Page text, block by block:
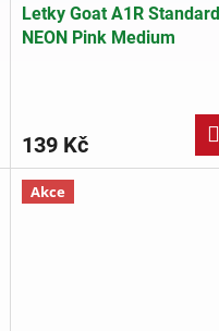
Letky Goat A1R
NEON Pink Medium
139 Kč
Akce